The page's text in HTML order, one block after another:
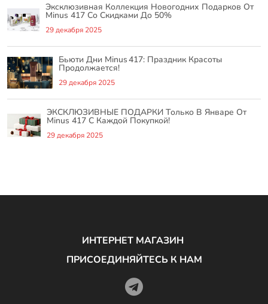
Эксклюзивная Коллекция Новогодних Подарков От
Minus 417 Со Скидками До 50%
29 декабря 2025
Бьюти Дни Minus 417: Праздник Красоты
Продолжается!
29 декабря 2025
ЭКСКЛЮЗИВНЫЕ ПОДАРКИ Только В Январе От
Minus 417 С Каждой Покупкой!
29 декабря 2025
ИНТЕРНЕТ МАГАЗИН
ПРИСОЕДИНЯЙТЕСЬ К НАМ